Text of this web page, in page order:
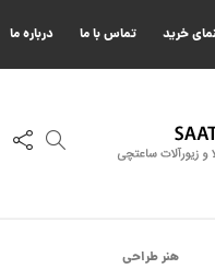
درباره ما تماس با ما خرید
هنر طراحی
سال